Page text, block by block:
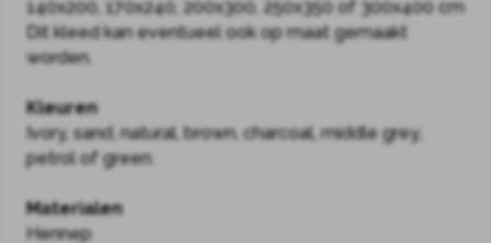
140x200, 170x240, 200x300, 250x350 of 300x400 cm
Dit kleed kan eventueel ook op maat gemaakt
worden.
Kleuren
Ivory, sand, natural, brown, charcoal, middle grey,
petrol of green.
Materialen
Hennep